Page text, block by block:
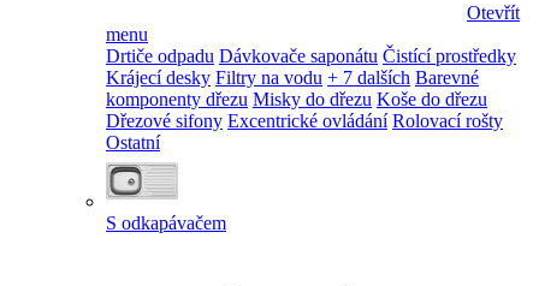
Otevřít
menu
Drtiče odpadu Dávkovače saponátu Čistící prostředky
Krájecí desky Filtry na vodu + 7 dalších Barevné
komponenty dřezu Misky do dřezu Koše do dřezu
Dřezové sifony Excentrické ovládání Rolovací rošty
Ostatní
S odkapávačem